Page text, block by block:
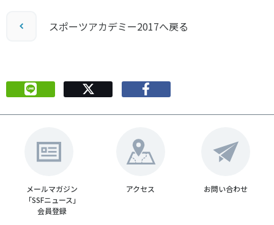
スポーツアカデミー2017へ戻る
メールマガジン
「SSFニュース」
会員登録
アクセス お問い合わせ